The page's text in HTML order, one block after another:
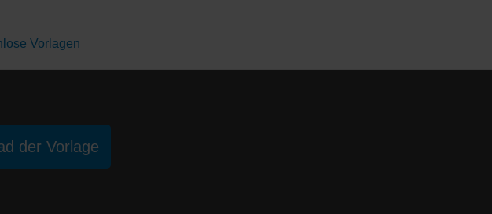
der Vorlage